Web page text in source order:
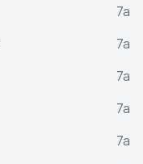
7a
7a
7a
7a
7a